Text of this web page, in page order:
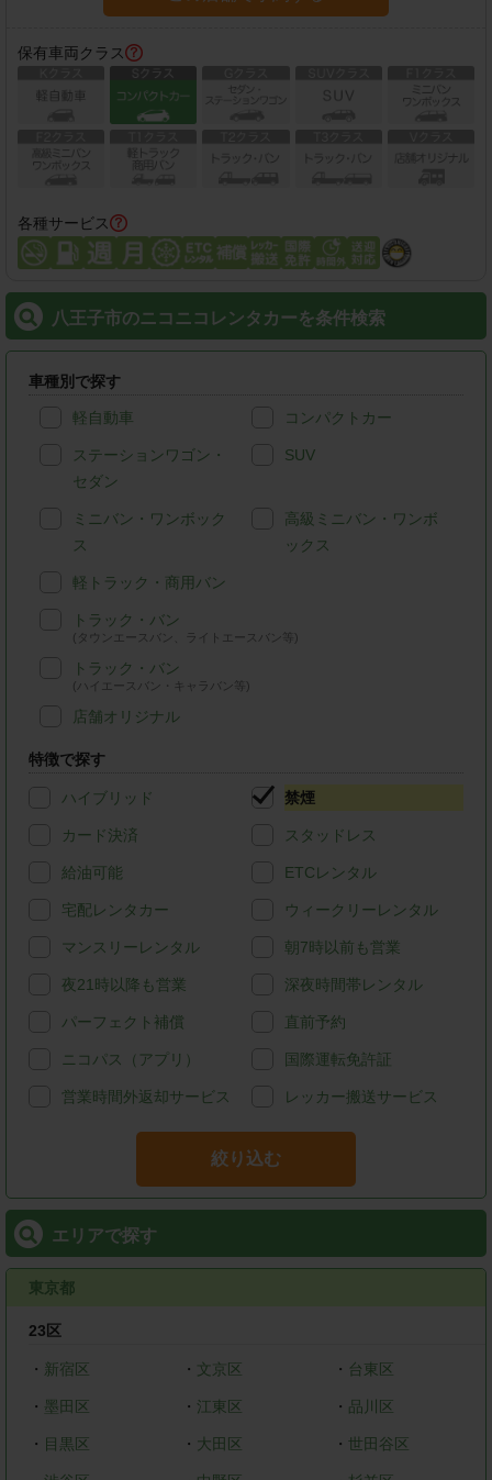
保有車両クラス
各種サービス
八王子市のニコニコレンタカーを条件検索
車種別で探す
軽自動車 コンパクトカー
ステーションワゴン・
セダン
SUV
ミニバン・ワンボック
ス
高級ミニバン・ワンボ
ックス
軽トラック・商用バン
トラック・バン
(タウンエースバン、ライトエースバン等)
トラック・バン
(ハイエースバン・キャラバン等)
店舗オリジナル
特徴で探す
ハイブリッド 禁煙
カード決済 スタッドレス
給油可能 ETCレンタル
宅配レンタカー ウィークリーレンタル
マンスリーレンタル 朝7時以前も営業
夜21時以降も営業 深夜時間帯レンタル
パーフェクト補償 直前予約
ニコパス（アプリ） 国際運転免許証
営業時間外返却サービス レッカー搬送サービス
絞り込む
エリアで探す
東京都
23区
・ 新宿区 ・ 文京区 ・ 台東区
・ 墨田区 ・ 江東区 ・ 品川区
・ 目黒区 ・ 大田区 ・世田谷区